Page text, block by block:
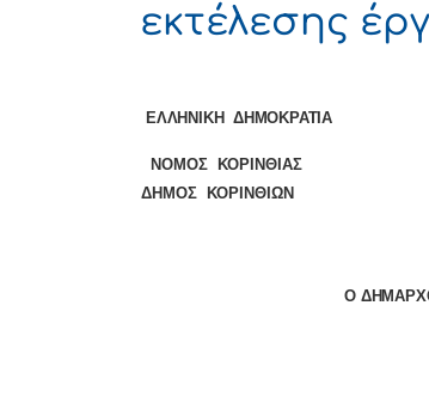
εκτέλεσης
ΕΛΛΗΝΙΚΗ
ΝΟΜΟΣ
ΔΗΜΟΣ ΚΟΡΙΝΘΙΩΝ
Ο